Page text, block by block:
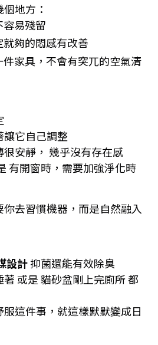
地方：
易殘留
夠的悶感有改善
家具，不會有突兀的空氣清
讓它自己調整
安靜， 幾乎沒有存在感
有開窗時，需要加強淨化時
去習慣機器，而是自然融入
設計抑菌還能有效除臭
或是 貓砂盆剛上完廁所 都
這件事，就這樣默默變成日